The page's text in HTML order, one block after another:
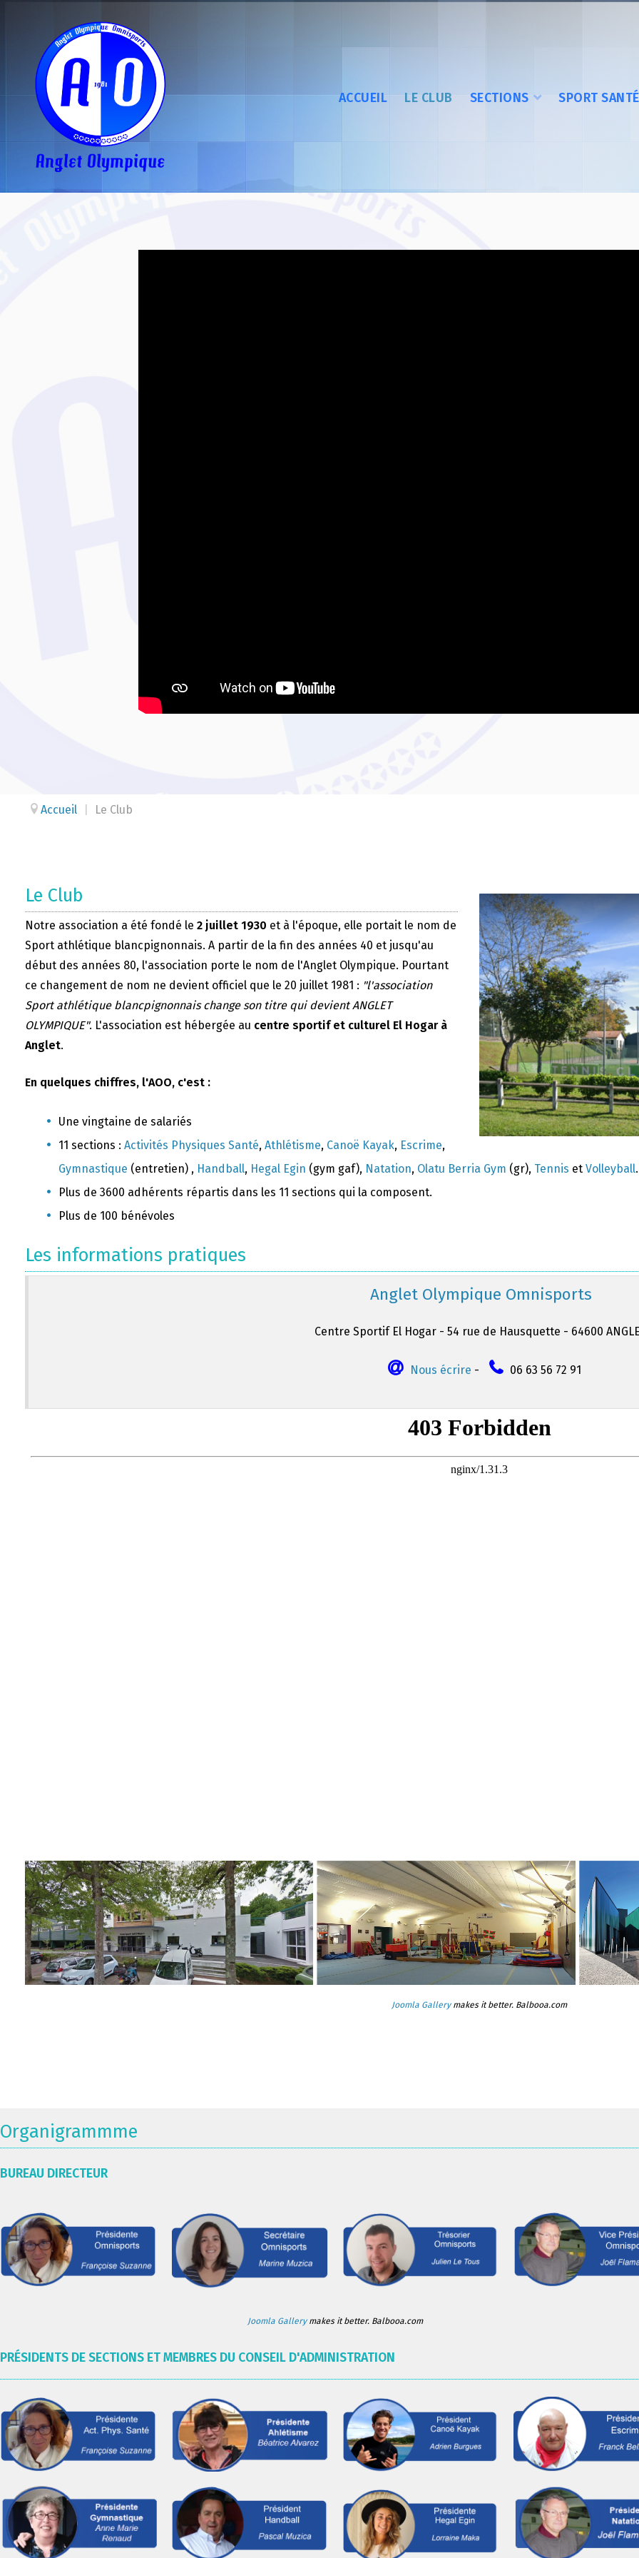
ACCUEIL LE CLUB SECTIONS SPORT SANTÉ
Accueil Le Club
Le Club
Notre association a été fondé le 2 juillet 1930 et à l'époque, elle portait le nom de
Sport athlétique blancpignonnais. A partir de la fin des années 40 et jusqu'au
début des années 80, l'association porte le nom de l'Anglet Olympique. Pourtant
ce changement de nom ne devient officiel que le 20 juillet 1981 : "l'association
Sport athlétique blancpignonnais change son titre qui devient ANGLET
OLYMPIQUE". L'association est hébergée au centre sportif et culturel El Hogar à
Anglet.
En quelques chiffres, l'AOO, c'est :
Une vingtaine de salariés
11 sections : Activités Physiques Santé, Athlétisme, Canoë Kayak, Escrime,
Gymnastique (entretien) , Handball, Hegal Egin (gym gaf), Natation, Olatu Berria Gym (gr), Tennis et Volleyball.
Plus de 3600 adhérents répartis dans les 11 sections qui la composent.
Plus de 100 bénévoles
Les informations pratiques
Anglet Olympique Omnisports
Centre Sportif El Hogar - 54 rue de Hausquette - 64600
Nous écrire - 06 63 56 72 91
Joomla Gallerymakes it better. Balbooa.com
Organigrammme
BUREAU DIRECTEUR
Joomla Gallerymakes it better. Balbooa.com
PRÉSIDENTS DE SECTIONS ET MEMBRES DU CONSEIL D'ADMINISTRATION